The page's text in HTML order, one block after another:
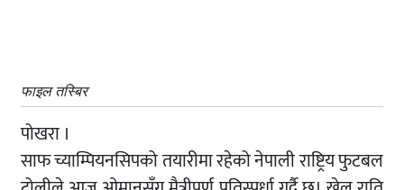
फाइल तस्बिर
पोखरा ।
साफ च्याम्पियनसिपको तयारीमा रहेको नेपाली राष्ट्रिय फुटबल